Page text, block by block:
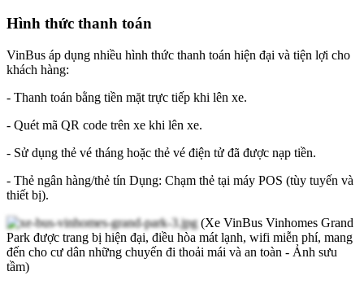
Hình thức thanh toán
VinBus áp dụng nhiều hình thức thanh toán hiện đại và tiện lợi cho
khách hàng:
- Thanh toán bằng tiền mặt trực tiếp khi lên xe.
- Quét mã QR code trên xe khi lên xe.
- Sử dụng thẻ vé tháng hoặc thẻ vé điện tử đã được nạp tiền.
- Thẻ ngân hàng/thẻ tín Dụng: Chạm thẻ tại máy POS (tùy tuyến và
thiết bị).
(Xe VinBus Vinhomes Grand
Park được trang bị hiện đại, điều hòa mát lạnh, wifi miễn phí, mang
đến cho cư dân những chuyến đi thoải mái và an toàn - Ảnh sưu
tầm)